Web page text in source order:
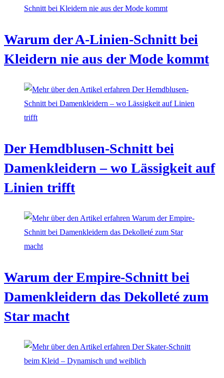
Warum der A-Linien-Schnitt bei
Kleidern nie aus der Mode kommt
Der Hemdblusen-Schnitt bei
Damenkleidern – wo Lässigkeit auf
Linien trifft
Warum der Empire-Schnitt bei
Damenkleidern das Dekolleté zum
Star macht